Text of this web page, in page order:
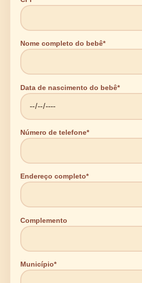
Nome completo do bebê*
Data de nascimento do bebê*
Número de telefone*
Endereço completo*
Complemento
Município*